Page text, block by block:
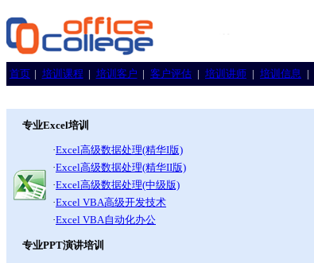
首页 | 培训课程 | 培训客户 | 客户评估 | 培训讲师 | 培训信息 |
专业Excel培训
·Excel高级数据处理(精华I版)
·Excel高级数据处理(精华II版)
·Excel高级数据处理(中级版)
·Excel VBA高级开发技术
·Excel VBA自动化办公
专业PPT演讲培训